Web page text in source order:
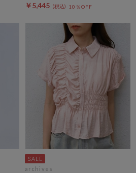
￥5,445 10％OFF
archives